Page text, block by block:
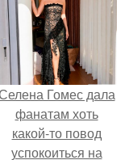
Гомес дала
фанатам хоть
какой-то повод
успокоиться на